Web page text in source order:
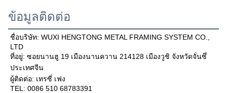
ข้อมูลติดต่อ
ชื่อบริษัท: WUXI HENGTONG METAL FRAMING SYSTEM CO.,
LTD
ที่อยู่: ซอยนานฮู 19 เมืองนานควาน 214128 เมืองวูชิ จังหวัดจั่นซึ่
ประเทศจีน
ผู้ติดต่อ: เทรซี่ เฟง
TEL: 0086 510 68783391